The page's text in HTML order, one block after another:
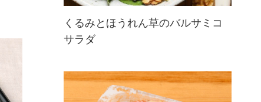
み、ブルーチーズとプロシュート、
ザクロをトッピングしたサラダ。具
だくさんで満足感もアップ♪手作り
くるみとほうれん草のバルサミコ
サラダ